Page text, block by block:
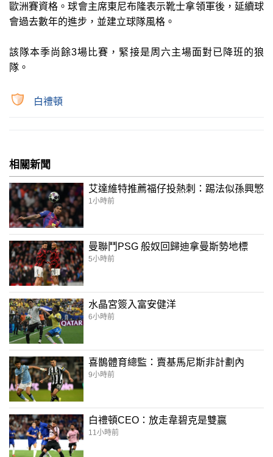
歐洲賽資格。球會主席東尼布隆表示靴士拿領軍後，延續球
會過去數年的進步，並建立球隊風格。
該隊本季尚餘3場比賽，緊接是周六主場面對已降班的狼
隊。
白禮頓
相關新聞
艾達維特推薦福仔投熱刺：踢法似孫興慜
1小時前
曼聯鬥PSG 般奴回歸迪拿曼斯勢地標
5小時前
水晶宮簽入富安健洋
6小時前
喜鵲體育總監：賣基馬尼斯非計劃內
9小時前
白禮頓CEO：放走韋碧克是雙贏
11小時前